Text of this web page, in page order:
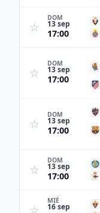
☆
DOM
13 sep
17:00
☆
DOM
13 sep
17:00
☆
DOM
13 sep
17:00
☆
DOM
13 sep
17:00
☆
MIÉ
16 sep